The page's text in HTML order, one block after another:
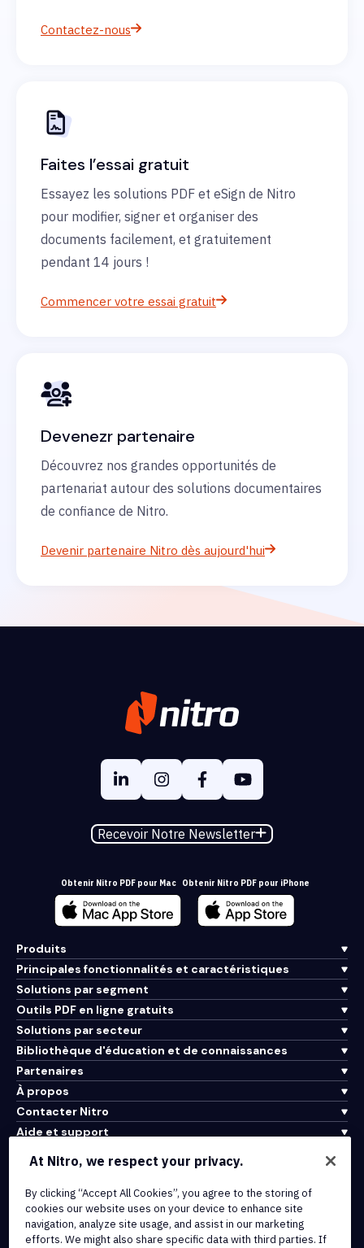
Contactez-nous
Faites l’essai gratuit
Essayez les solutions PDF et eSign de Nitro
pour modifier, signer et organiser des
documents facilement, et gratuitement
pendant 14 jours !
Commencer votre essai gratuit
Devenezr partenaire
Découvrez nos grandes opportunités de
partenariat autour des solutions documentaires
de confiance de Nitro.
Devenir partenaire Nitro dès aujourd'hui
Recevoir Notre Newsletter
Obtenir Nitro PDF pour Mac Obtenir Nitro PDF pour iPhone
Produits
Principales fonctionnalités et caractéristiques
Solutions par segment
Outils PDF en ligne gratuits
Solutions par secteur
Bibliothèque d'éducation et de connaissances
Partenaires
À propos
Contacter Nitro
Aide et support
Conditions d'utilisation
Politique de cookies
Politique de copyright
At Nitro, we respect your privacy.
By clicking “Accept All Cookies”, you agree to the storing of
cookies our website uses on your device to enhance site
navigation, analyze site usage, and assist in our marketing
efforts. We might also share specific data with third parties. If